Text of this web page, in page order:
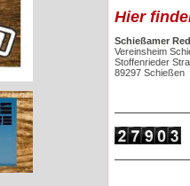
Hier
Schießamer
Vereinsheim
Stoffenrieder
89297 Schießen